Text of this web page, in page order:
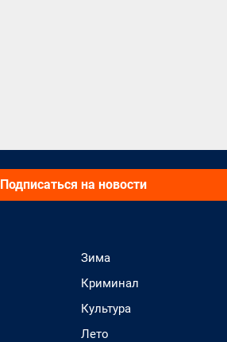
Подписаться на новости
Зима
Криминал
Культура
Лето